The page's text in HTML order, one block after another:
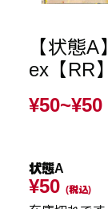
【状態
ex【RR
¥50~¥50
状態A
¥50 (税込)